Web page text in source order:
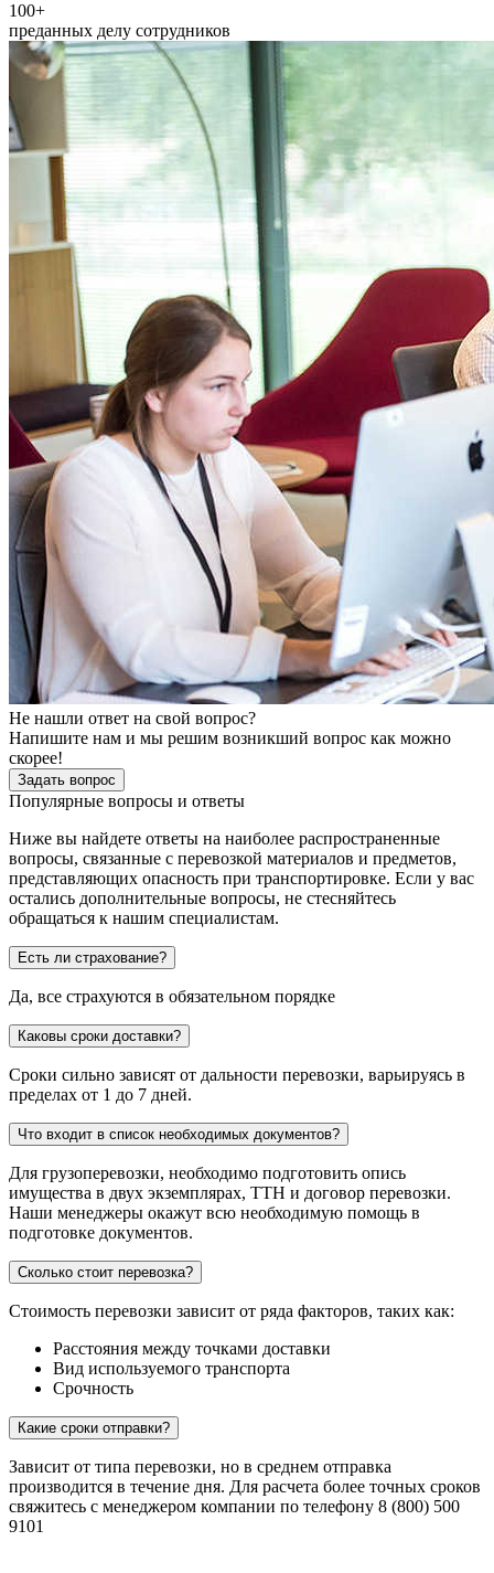
100+
преданных делу сотрудников
Не нашли ответ на свой вопрос?
Напишите нам и мы решим возникший вопрос как можно
скорее!
Задать вопрос
Популярные вопросы и ответы
Ниже вы найдете ответы на наиболее распространенные
вопросы, связанные с перевозкой материалов и предметов,
представляющих опасность при транспортировке. Если у вас
остались дополнительные вопросы, не стесняйтесь
обращаться к нашим специалистам.
Есть ли страхование?
Да, все страхуются в обязательном порядке
Каковы сроки доставки?
Сроки сильно зависят от дальности перевозки, варьируясь в
пределах от 1 до 7 дней.
Что входит в список необходимых документов?
Для грузоперевозки, необходимо подготовить опись
имущества в двух экземплярах, ТТН и договор перевозки.
Наши менеджеры окажут всю необходимую помощь в
подготовке документов.
Сколько стоит перевозка?
Стоимость перевозки зависит от ряда факторов, таких как:
Расстояния между точками доставки
Вид используемого транспорта
Срочность
Какие сроки отправки?
Зависит от типа перевозки, но в среднем отправка
производится в течение дня. Для расчета более точных сроков
свяжитесь с менеджером компании по телефону 8 (800) 500
9101